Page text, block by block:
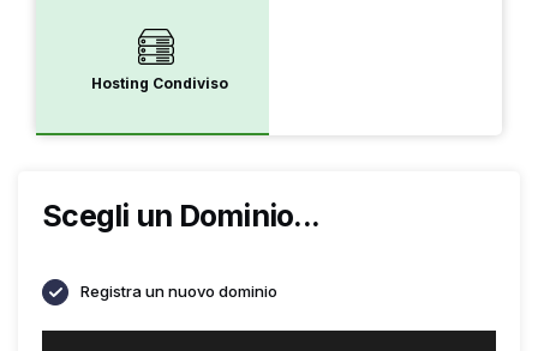
Hosting Condiviso
Scegli un Dominio...
Registra un nuovo dominio